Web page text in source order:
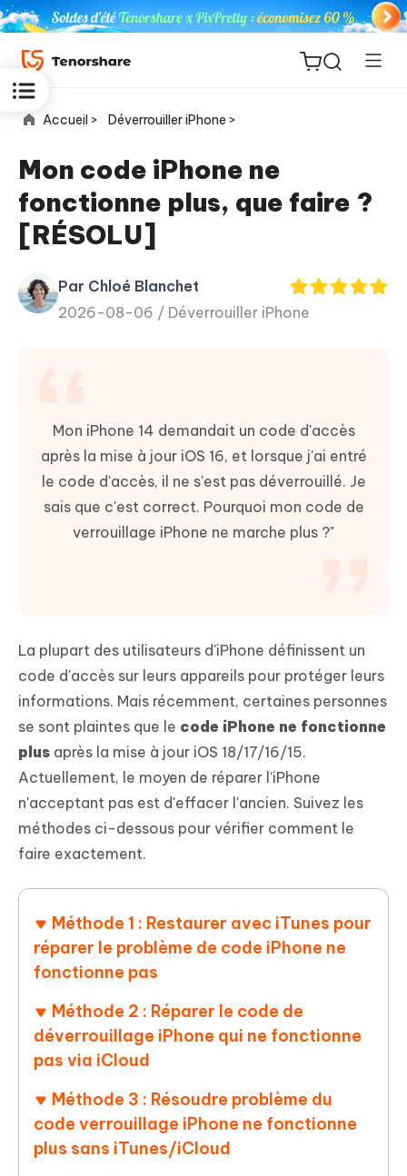
ReiBoot
for iOS
PDNob
PDF
New
Accueil > Déverrouiller iPhone >
Mon code iPhone ne
fonctionne plus, que faire ?
[RÉSOLU]
Par Chloé Blanchet
2026-08-06 / Déverrouiller iPhone
Mon iPhone 14 demandait un code d'accès
après la mise à jour iOS 16, et lorsque j'ai entré
le code d'accès, il ne s'est pas déverrouillé. Je
sais que c'est correct. Pourquoi mon code de
verrouillage iPhone ne marche plus ?"
La plupart des utilisateurs d'iPhone définissent un
code d'accès sur leurs appareils pour protéger leurs
informations. Mais récemment, certaines personnes
se sont plaintes que le code iPhone ne fonctionne
plus après la mise à jour iOS 18/17/16/15.
Actuellement, le moyen de réparer l’iPhone
n'acceptant pas est d'effacer l'ancien. Suivez les
méthodes ci-dessous pour vérifier comment le
faire exactement.
Méthode 1 : Restaurer avec iTunes pour
réparer le problème de code iPhone ne
fonctionne pas
Méthode 2 : Réparer le code de
déverrouillage iPhone qui ne fonctionne
pas via iCloud
Méthode 3 : Résoudre problème du
code verrouillage iPhone ne fonctionne
plus sans iTunes/iCloud